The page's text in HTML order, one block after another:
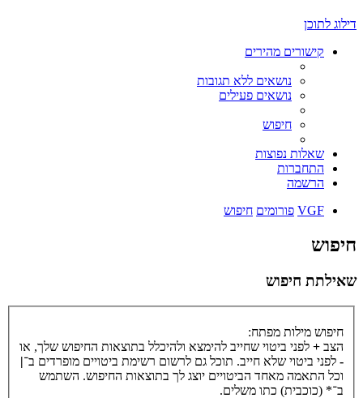
דילוג לתוכן
קישורים מהירים
נושאים ללא תגובות
נושאים פעילים
חיפוש
שאלות נפוצות
התחברות
הרשמה
VGF פורומים חיפוש
חיפוש
שאילתת חיפוש
חיפוש מילות מפתח:
הצב + לפני ביטוי שחייב להימצא ולהיכלל בתוצאות החיפוש שלך, או
- לפני ביטוי שלא חייב. תוכל גם לרשום רשימת ביטויים מופרדים ב־|
וכל התאמה מאחד הביטויים יוצג לך בתוצאות החיפוש. השתמש
ב־* (כוכבית) כתו משלים.